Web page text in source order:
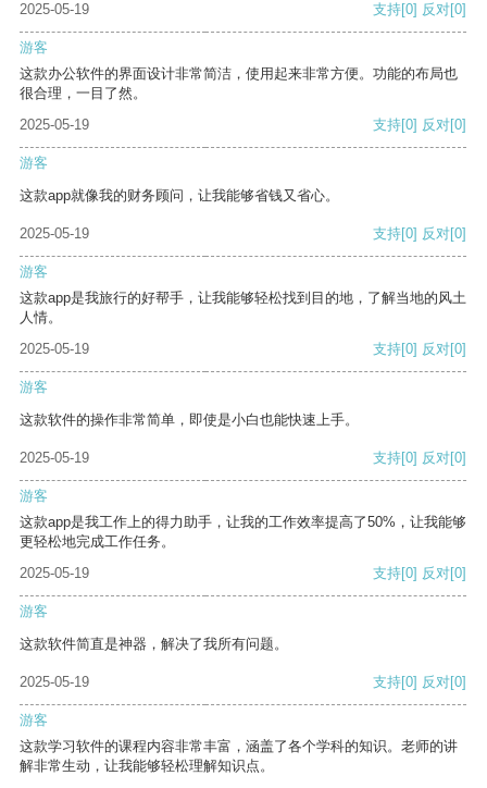
2025-05-19 支持[0] 反对[0]
游客
这款办公软件的界面设计非常简洁，使用起来非常方便。功能的布局也
很合理，一目了然。
2025-05-19
支持[0] 反对[0]
游客
这款app就像我的财务顾问，让我能够省钱又省心。
2025-05-19 支持[0] 反对[0]
游客
这款app是我旅行的好帮手，让我能够轻松找到目的地，了解当地的风土
人情。
2025-05-19
支持[0] 反对[0]
游客
这款软件的操作非常简单，即使是小白也能快速上手。
2025-05-19 支持[0] 反对[0]
游客
这款app是我工作上的得力助手，让我的工作效率提高了50%，让我能够
更轻松地完成工作任务。
2025-05-19
支持[0] 反对[0]
游客
这款软件简直是神器，解决了我所有问题。
2025-05-19 支持[0] 反对[0]
游客
这款学习软件的课程内容非常丰富，涵盖了各个学科的知识。老师的讲
解非常生动，让我能够轻松理解知识点。